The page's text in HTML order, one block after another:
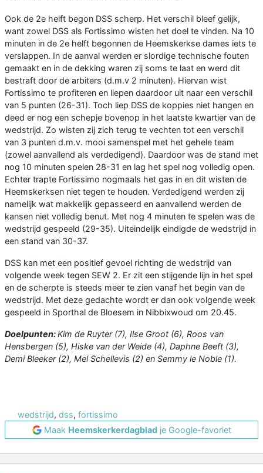
Ook de 2e helft begon DSS scherp. Het verschil bleef gelijk,
want zowel DSS als Fortissimo wisten het doel te vinden. Na 10
minuten in de 2e helft begonnen de Heemskerkse dames iets te
verslappen. In de aanval werden er slordige technische fouten
gemaakt en in de dekking waren zij soms te laat en werd dit
bestraft door de arbiters (d.m.v 2 minuten). Hiervan wist
Fortissimo te profiteren en liepen daardoor uit naar een verschil
van 5 punten (26-31). Toch liep DSS de koppies niet hangen en
deed er nog een schepje bovenop in het laatste kwartier van de
wedstrijd. Zo wisten zij zich terug te vechten tot een verschil
van 3 punten d.m.v. mooi samenspel met het gehele team
(zowel aanvallend als verdedigend). Daardoor was de stand met
nog 10 minuten spelen 28-31 en lag het spel nog volledig open.
Echter trapte Fortissimo nogmaals het gas in en dit wisten de
Heemskerksen niet tegen te houden. Verdedigend werden zij
namelijk wat makkelijk gepasseerd en aanvallend werden de
kansen niet volledig benut. Met nog 4 minuten te spelen was de
wedstrijd gespeeld (29-35). Uiteindelijk eindigde de wedstrijd in
een stand van 30-37.
DSS kan met een positief gevoel richting de wedstrijd van
volgende week tegen SEW 2. Er zit een stijgende lijn in het spel
en de scherpte is steeds meer te zien vanaf het begin van de
wedstrijd. Met deze gedachte wordt er dan ook volgende week
gespeeld in Sporthal de Bloesem in Nibbixwoud om 20.45.
Doelpunten:Kim de Ruyter (7), Ilse Groot (6), Roos van
Hensbergen (5), Hiske van der Weide (4), Daphne Beeft (3),
Demi Bleeker (2), Mel Schellevis (2) en Semmy le Noble (1).
wedstrijd, dss, fortissimo
Maak Heemskerkerdagbladje Google-favoriet